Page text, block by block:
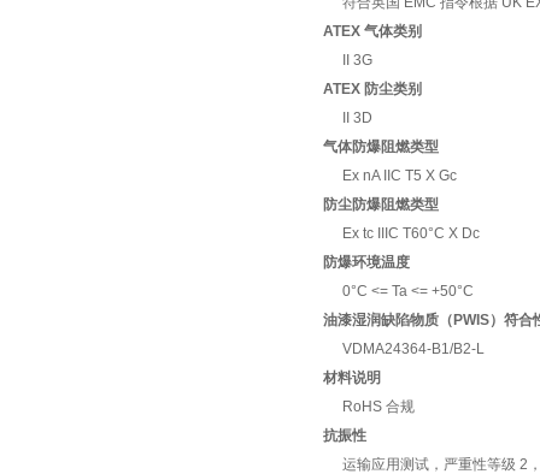
ATEX 气体类别
II 3G
ATEX 防尘类别
II 3D
气体防爆阻燃类型
Ex nA IIC T5 X Gc
防尘防爆阻燃类型
Ex tc IIIC T60°C X Dc
防爆环境温度
0°C <= Ta <= +50°C
油漆湿润缺陷物质（PWIS）符合
VDMA24364-B1/B2-L
材料说明
RoHS 合规
抗振性
运输应用测试，严重性等级 2